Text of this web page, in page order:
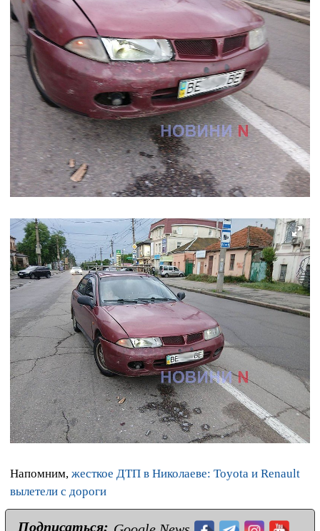
Напомним, жесткое ДТП в Николаеве: Toyota и Renault
вылетели с дороги
Подписаться: